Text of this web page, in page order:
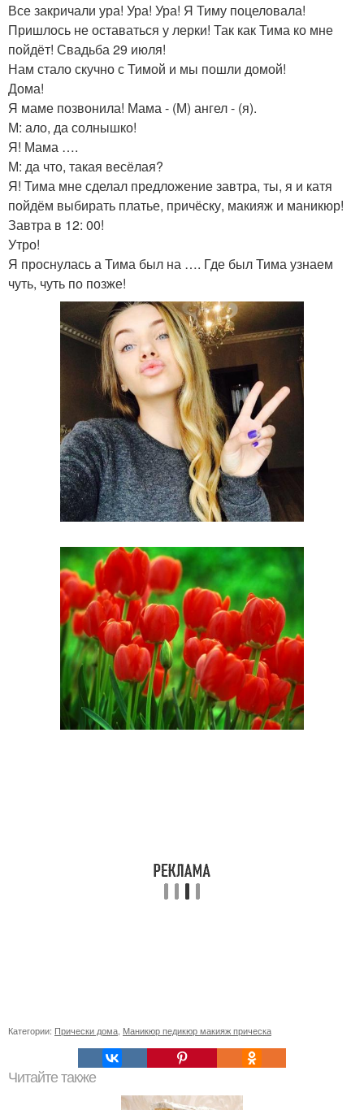
Все закричали ура! Ура! Ура! Я Тиму поцеловала!
Пришлось не оставаться у лерки! Так как Тима ко мне
пойдёт! Свадьба 29 июля!
Нам стало скучно с Тимой и мы пошли домой!
Дома!
Я маме позвонила! Мама - (М) ангел - (я).
М: ало, да солнышко!
Я! Мама ….
М: да что, такая весёлая?
Я! Тима мне сделал предложение завтра, ты, я и катя
пойдём выбирать платье, причёску, макияж и маникюр!
Завтра в 12: 00!
Утро!
Я проснулась а Тима был на …. Где был Тима узнаем
чуть, чуть по позже!
Категории: Прически дома Маникюр педикюр макияж прическа
Читайте также